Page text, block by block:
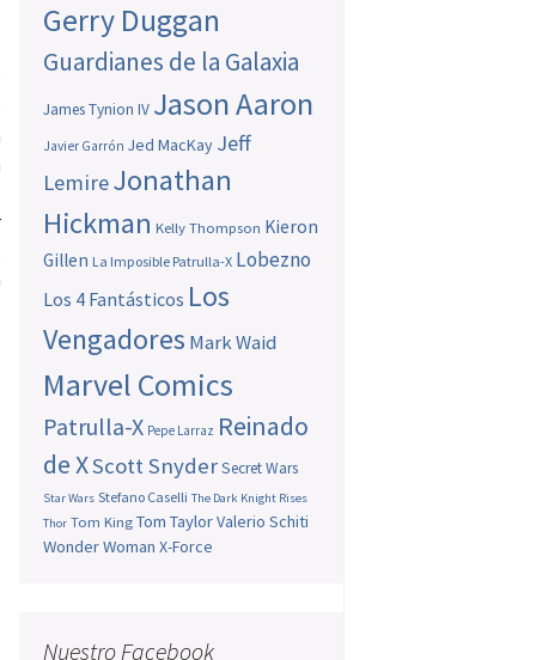
Gerry Duggan
Guardianes de la Galaxia
James Tynion IV Jason Aaron
Javier Garrón Jed MacKay Jeff
LemireJonathan
Hickman Kelly Thompson Kieron
Gillen La Imposible Patrulla-X Lobezno
Los 4 Fantásticos Los
Vengadores Mark Waid
Marvel Comics
Patrulla-X Pepe Larraz Reinado
de XScott SnyderSecret Wars
Star Wars Stefano Caselli The Dark Knight Rises
Thor Tom King Tom TaylorValerio Schiti
Wonder Woman X-Force
Nuestro Facebook